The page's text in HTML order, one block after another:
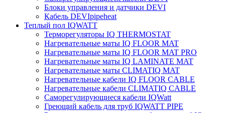
Блоки управления и датчики DEVI
Кабель DEVIpipeheat
Теплый пол IQWATT
Терморегуляторы IQ THERMOSTAT
Нагревательные маты IQ FLOOR MAT
Нагревательные маты IQ FLOOR MAT PRO
Нагревательные маты IQ LAMINATE MAT
Нагревательные маты CLIMATIQ MAT
Нагревательные кабели IQ FLOOR CABLE
Нагревательные кабели CLIMATIQ CABLE
Саморегулирующиеся кабели IQWatt
Греющий кабель для труб IQWATT PIPE